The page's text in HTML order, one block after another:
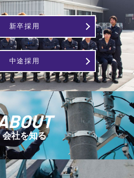
新卒採用
中途採用
会社を知る